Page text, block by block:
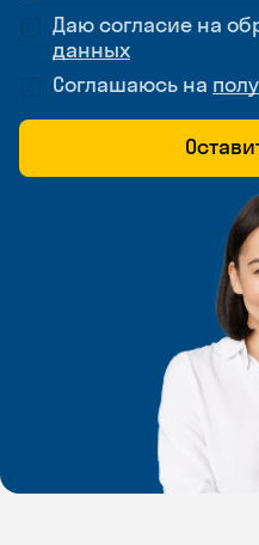
Даю согласие на
данных
Соглашаюсь на